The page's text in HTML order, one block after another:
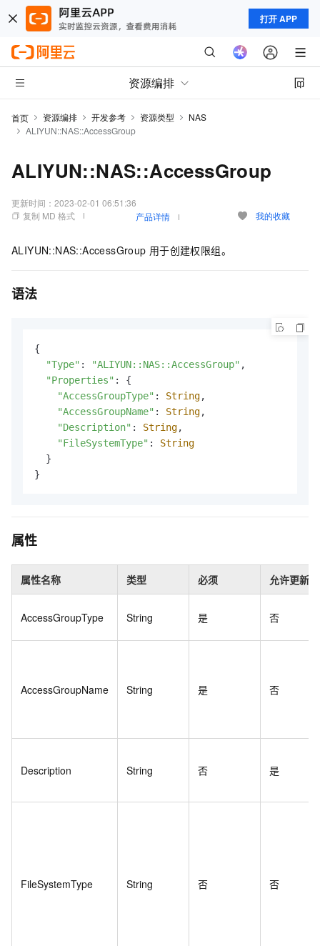
打开 APP
资源编排
首页 资源编排 开发参考 资源类型
NAS
ALIYUN::NAS::AccessGroup
ALIYUN::NAS::AccessGroup
更新时间： 2023-02-01 06:51:36
复制 MD 格式
产品详情 我的收藏
ALIYUN::NAS::AccessGroup 用于创建权限组。
语法
{
"Type" : "ALIYUN::NAS::AccessGroup" ,
"Properties" : {
"AccessGroupType" : String,
"AccessGroupName" : String,
"Description" : String,
"FileSystemType" : String
  }
}
属性
属性名称 类型 必须 允许更新
AccessGroupType String 是 否
AccessGroupName String 是 否
Description String 否 是
FileSystemType String 否 否